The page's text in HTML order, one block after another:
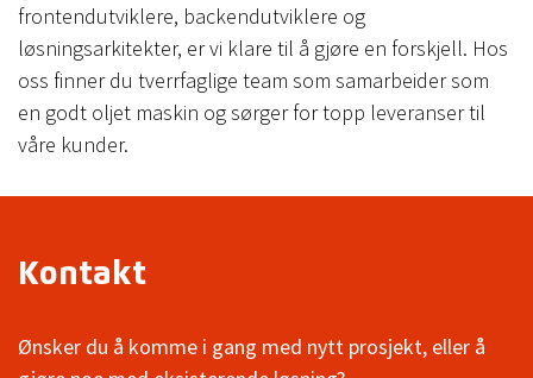
frontendutviklere, backendutviklere og
løsningsarkitekter, er vi klare til å gjøre en forskjell. Hos
oss finner du tverrfaglige team som samarbeider som
en godt oljet maskin og sørger for topp leveranser til
våre kunder.
Kontakt
Ønsker du å komme i gang med nytt prosjekt, eller å